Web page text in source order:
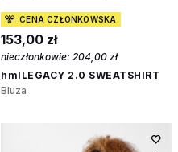
CENA CZŁONKOWSKA
153,00 zł
nieczłonkowie: 204,00 zł
hmlLEGACY 2.0 SWEATSHIRT
Bluza